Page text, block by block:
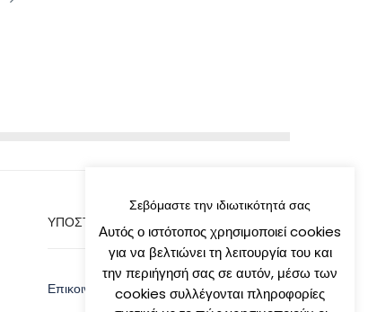
ΥΠΟΣΤΗΡΙΞΗ
Επικοινωνία
Σεβόμαστε την ιδιωτικότητά σας
Αυτός ο ιστότοπος χρησιμοποιεί cookies
για να βελτιώνει τη λειτουργία του και
την περιήγησή σας σε αυτόν, μέσω των
cookies συλλέγονται πληροφορίες